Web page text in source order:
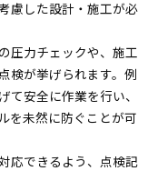
慮した設計・施工が必
圧力チェックや、施工
検が挙げられます。例
て安全に作業を行い、
を未然に防ぐことが可
応できるよう、点検記